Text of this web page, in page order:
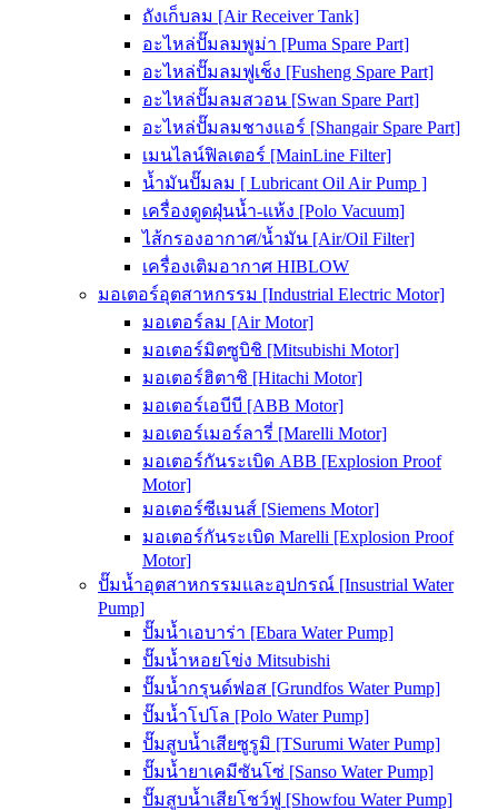
ถังเก็บลม [Air Receiver Tank]
อะไหล่ปั๊มลมพูม่า [Puma Spare Part]
อะไหล่ปั๊มลมฟูเช็ง [Fusheng Spare Part]
อะไหล่ปั๊มลมสวอน [Swan Spare Part]
อะไหล่ปั๊มลมชางแอร์ [Shangair Spare Part]
เมนไลน์ฟิลเตอร์ [MainLine Filter]
น้ำมันปั๊มลม [ Lubricant Oil Air Pump ]
เครื่องดูดฝุ่นน้ำ-แห้ง [Polo Vacuum]
ไส้กรองอากาศ/น้ำมัน [Air/Oil Filter]
เครื่องเติมอากาศ HIBLOW
มอเตอร์อุตสาหกรรม [Industrial Electric Motor]
มอเตอร์ลม [Air Motor]
มอเตอร์มิตซูบิชิ [Mitsubishi Motor]
มอเตอร์ฮิตาชิ [Hitachi Motor]
มอเตอร์เอบีบี [ABB Motor]
มอเตอร์เมอร์ลารี่ [Marelli Motor]
มอเตอร์กันระเบิด ABB [Explosion Proof
Motor]
มอเตอร์ซีเมนส์ [Siemens Motor]
มอเตอร์กันระเบิด Marelli [Explosion Proof
Motor]
ปั๊มน้ำอุตสาหกรรมและอุปกรณ์ [Insustrial Water
Pump]
ปั๊มน้ำเอบาร่า [Ebara Water Pump]
ปั๊มน้ำหอยโข่ง Mitsubishi
ปั๊มน้ำกรุนด์ฟอส [Grundfos Water Pump]
ปั๊มน้ำโปโล [Polo Water Pump]
ปั๊มสูบน้ำเสียซูรูมิ [TSurumi Water Pump]
ปั๊มน้ำยาเคมีซันโซ่ [Sanso Water Pump]
ปั๊มสูบน้ำเสียโชว์ฟู [Showfou Water Pump]